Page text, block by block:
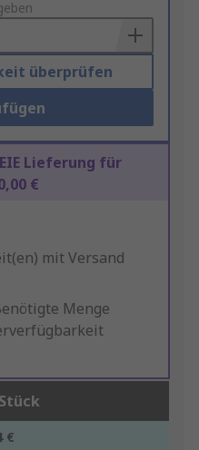
überprüfen
Lieferung für
€
mit Versand
Menge
€